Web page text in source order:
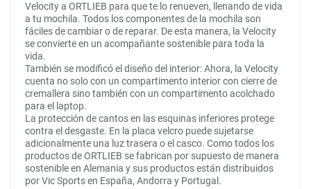
Velocity a ORTLIEB para que te lo renueven, llenando de vida
a tu mochila. Todos los componentes de la mochila son
fáciles de cambiar o de reparar. De esta manera, la Velocity
se convierte en un acompañante sostenible para toda la
vida.
También se modificó el diseño del interior: Ahora, la Velocity
cuenta no solo con un compartimento interior con cierre de
cremallera sino también con un compartimento acolchado
para el laptop.
La protección de cantos en las esquinas inferiores protege
contra el desgaste. En la placa velcro puede sujetarse
adicionalmente una luz trasera o el casco. Como todos los
productos de ORTLIEB se fabrican por supuesto de manera
sostenible en Alemania y sus productos están distribuidos
por Vic Sports en España, Andorra y Portugal.